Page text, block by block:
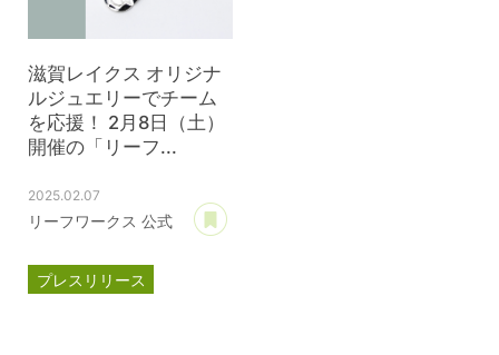
滋賀レイクス オリジナ
ルジュエリーでチーム
を応援！ 2月8日（土）
開催の「リーフ...
2025.02.07
リーフワークス 公式
プレスリリース